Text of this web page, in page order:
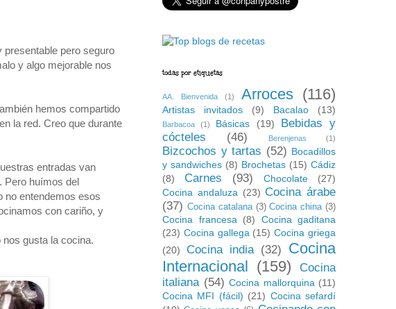
presentable pero seguro
y algo mejorable nos
hemos compartido
la red. Creo que durante
entradas van
Pero huímos del
no entendemos esos
con cariño, y
gusta la cocina.
todas por etiquetas
AA. Bienvenida (1) Arroces (116)
Artistas invitados (9) Bacalao (13)
Barbacoa (1) Básicas (19)
Bebidas y
cócteles
(46) Berenjenas (1)
Bizcochos y tartas (52) Bocadillos
y sandwiches (8) Brochetas (15) Cádiz
(8)
Carnes (93) Chocolate
(27)
Cocina andaluza (23) Cocina árabe
(37) Cocina catalana (3) Cocina china (3)
Cocina francesa (8)
Cocina gaditana
(23) Cocina gallega (15) Cocina griega
(20)
Cocina india (32)
Cocina
Internacional (159)
Cocina
italiana (54) Cocina mallorquina (11)
Cocina MFI (fácil) (21) Cocina sefardí